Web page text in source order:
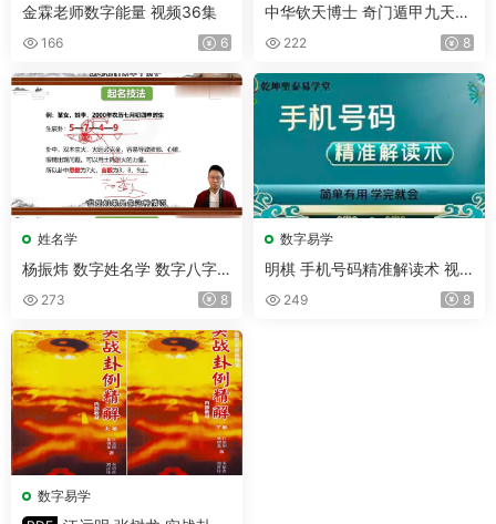
金霖老师数字能量 视频36集
166 6
中华钦天博士 奇门遁甲九天玄
数能量 视频41集
222 8
姓名学
杨振炜 数字姓名学 数字八字
视频33集
273 8
数字易学
明棋 手机号码精准解读术 视
频34集
249 8
数字易学